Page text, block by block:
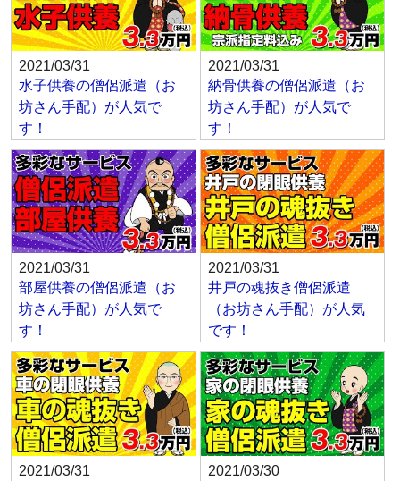
2021/03/31
水子供養の僧侶派遣（お
坊さん手配）が人気で
す！
2021/03/31
納骨供養の僧侶派遣（お
坊さん手配）が人気で
す！
2021/03/31
部屋供養の僧侶派遣（お
坊さん手配）が人気で
す！
2021/03/31
井戸の魂抜き僧侶派遣
（お坊さん手配）が人気
です！
2021/03/31
2021/03/30